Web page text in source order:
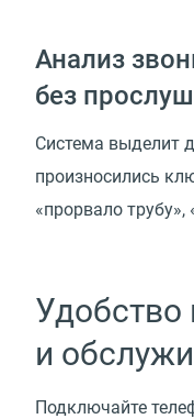
Анализ
без
Система выделит
произносились
«прорвало трубу»,
Удобство
и
Подключайте